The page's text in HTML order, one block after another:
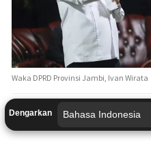
Waka DPRD Provinsi Jambi, Ivan Wirata
Dengarkan